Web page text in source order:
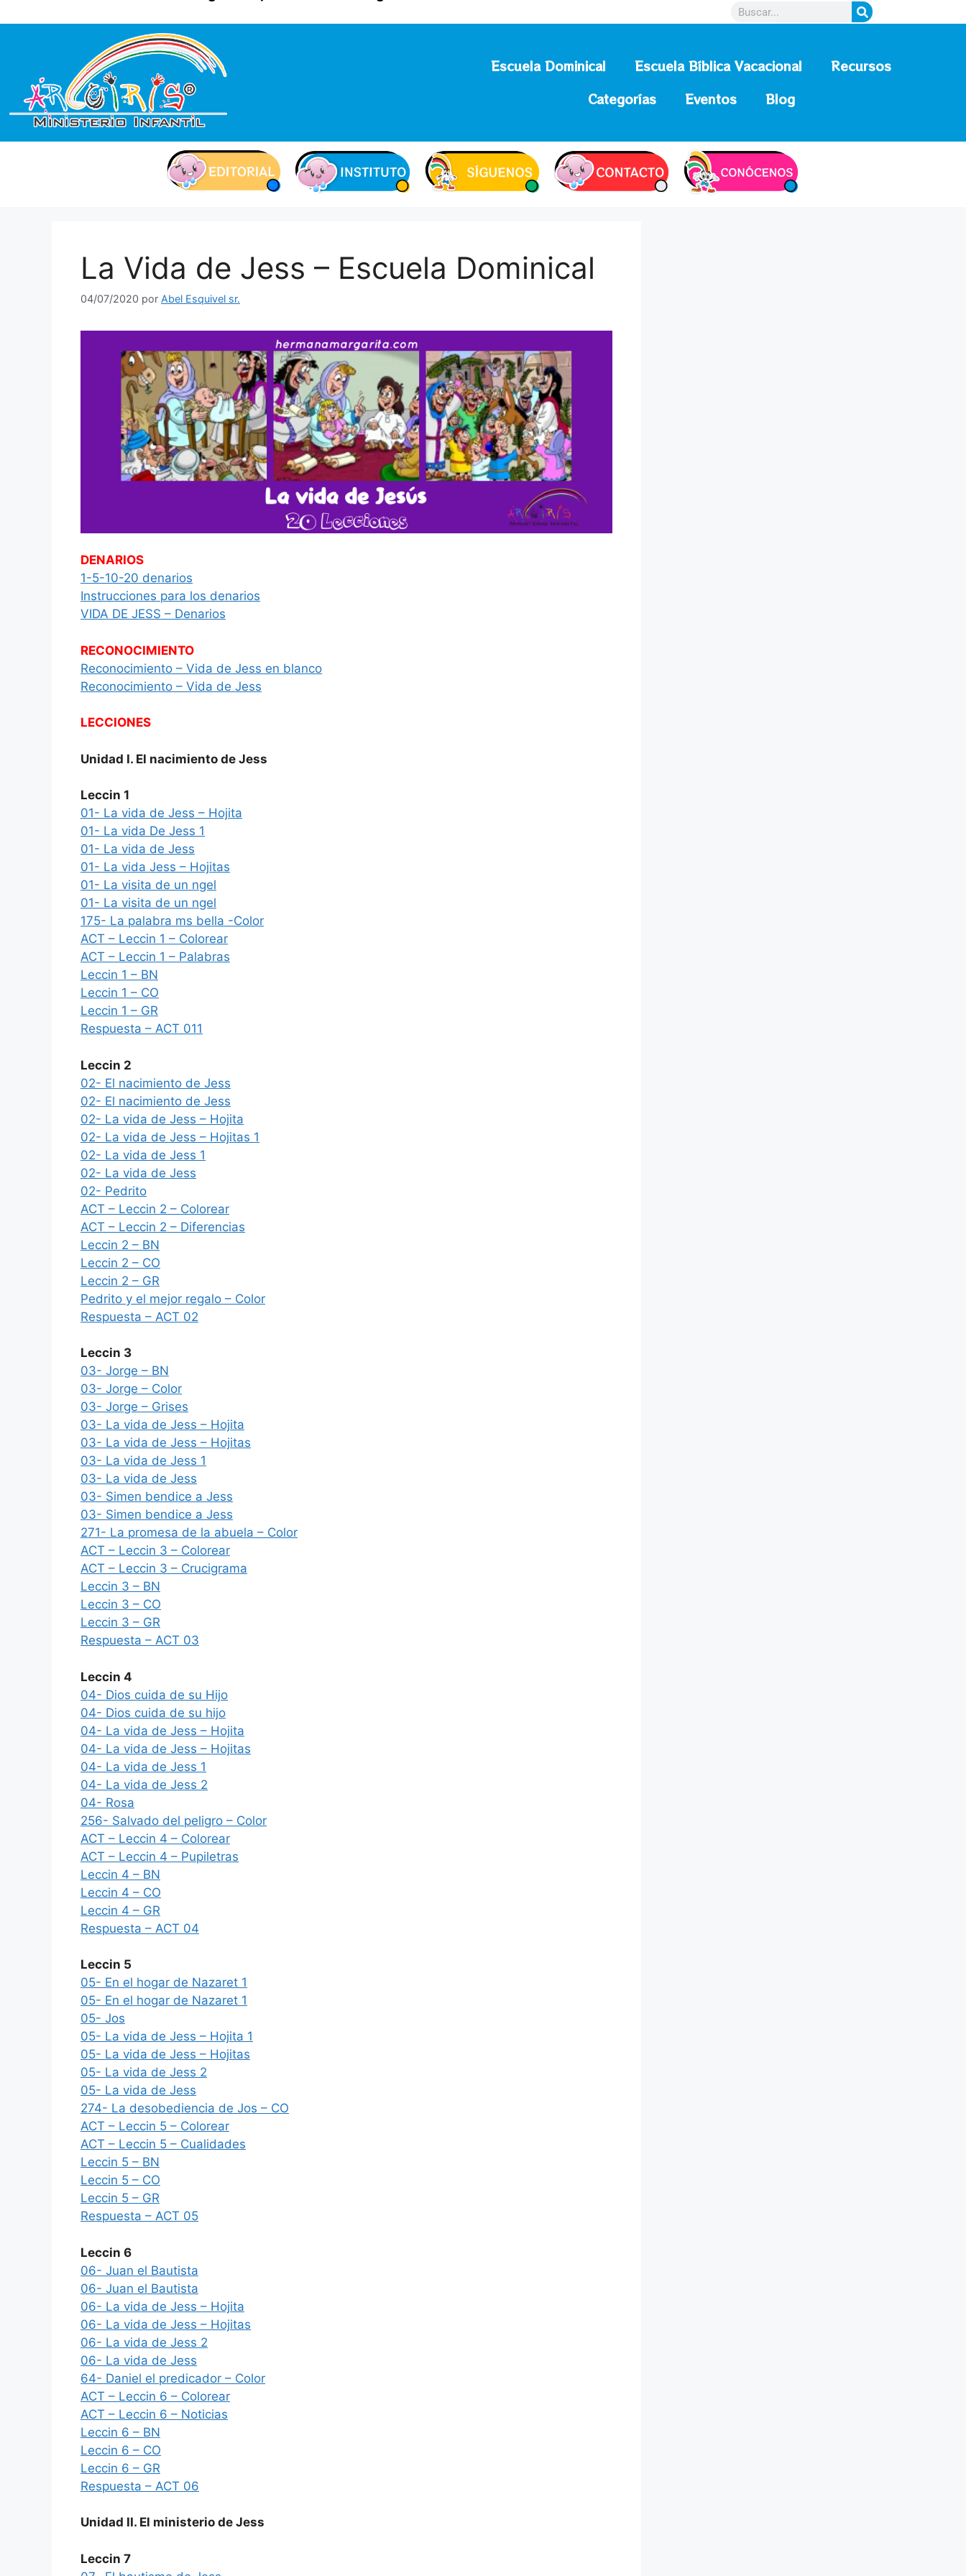
Escuela Dominical Escuela Bíblica Vacacional
Recursos
Categorías
Eventos Blog
La Vida de Jess – Escuela Dominical
04/07/2020 por Abel Esquivel sr.
DENARIOS
1-5-10-20 denarios
Instrucciones para los denarios
VIDA DE JESS – Denarios
RECONOCIMIENTO
Reconocimiento – Vida de Jess en blanco
Reconocimiento – Vida de Jess
LECCIONES
Unidad I. El nacimiento de Jess
Leccin 1
01- La vida de Jess – Hojita
01- La vida De Jess 1
01- La vida de Jess
01- La vida Jess – Hojitas
01- La visita de un ngel
01- La visita de un ngel
175- La palabra ms bella -Color
ACT – Leccin 1 – Colorear
ACT – Leccin 1 – Palabras
Leccin 1 – BN
Leccin 1 – CO
Leccin 1 – GR
Respuesta – ACT 011
Leccin 2
02- El nacimiento de Jess
02- El nacimiento de Jess
02- La vida de Jess – Hojita
02- La vida de Jess – Hojitas 1
02- La vida de Jess 1
02- La vida de Jess
02- Pedrito
ACT – Leccin 2 – Colorear
ACT – Leccin 2 – Diferencias
Leccin 2 – BN
Leccin 2 – CO
Leccin 2 – GR
Pedrito y el mejor regalo – Color
Respuesta – ACT 02
Leccin 3
03- Jorge – BN
03- Jorge – Color
03- Jorge – Grises
03- La vida de Jess – Hojita
03- La vida de Jess – Hojitas
03- La vida de Jess 1
03- La vida de Jess
03- Simen bendice a Jess
03- Simen bendice a Jess
271- La promesa de la abuela – Color
ACT – Leccin 3 – Colorear
ACT – Leccin 3 – Crucigrama
Leccin 3 – BN
Leccin 3 – CO
Leccin 3 – GR
Respuesta – ACT 03
Leccin 4
04- Dios cuida de su Hijo
04- Dios cuida de su hijo
04- La vida de Jess – Hojita
04- La vida de Jess – Hojitas
04- La vida de Jess 1
04- La vida de Jess 2
04- Rosa
256- Salvado del peligro – Color
ACT – Leccin 4 – Colorear
ACT – Leccin 4 – Pupiletras
Leccin 4 – BN
Leccin 4 – CO
Leccin 4 – GR
Respuesta – ACT 04
Leccin 5
05- En el hogar de Nazaret 1
05- En el hogar de Nazaret 1
05- Jos
05- La vida de Jess – Hojita 1
05- La vida de Jess – Hojitas
05- La vida de Jess 2
05- La vida de Jess
274- La desobediencia de Jos – CO
ACT – Leccin 5 – Colorear
ACT – Leccin 5 – Cualidades
Leccin 5 – BN
Leccin 5 – CO
Leccin 5 – GR
Respuesta – ACT 05
Leccin 6
06- Juan el Bautista
06- Juan el Bautista
06- La vida de Jess – Hojita
06- La vida de Jess – Hojitas
06- La vida de Jess 2
06- La vida de Jess
64- Daniel el predicador – Color
ACT – Leccin 6 – Colorear
ACT – Leccin 6 – Noticias
Leccin 6 – BN
Leccin 6 – CO
Leccin 6 – GR
Respuesta – ACT 06
Unidad II. El ministerio de Jess
Leccin 7